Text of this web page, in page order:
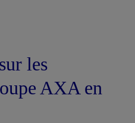
les
AXA en